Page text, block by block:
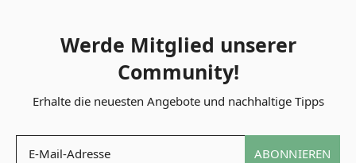
Werde Mitglied unserer
Community!
Erhalte die neuesten Angebote und nachhaltige Tipps
ABONNIEREN